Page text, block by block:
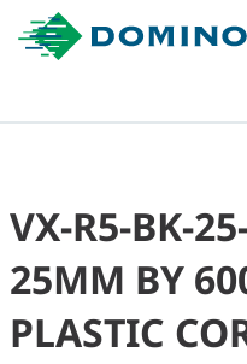
VX-R5-BK-
25MM BY
PLASTIC